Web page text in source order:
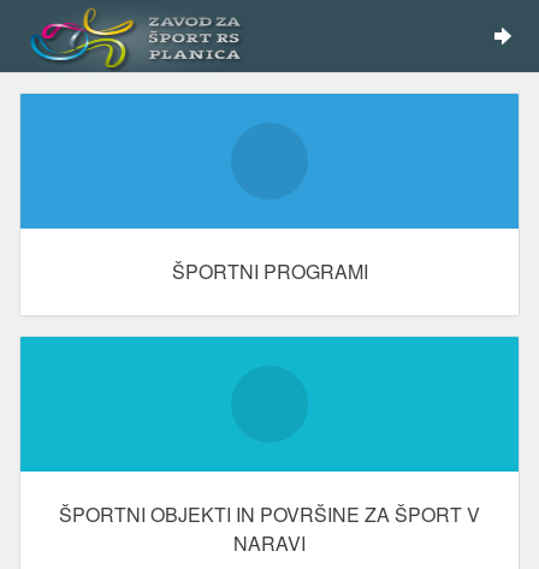
ŠPORTNI PROGRAMI
ŠPORTNI OBJEKTI IN POVRŠINE ZA ŠPORT V
NARAVI